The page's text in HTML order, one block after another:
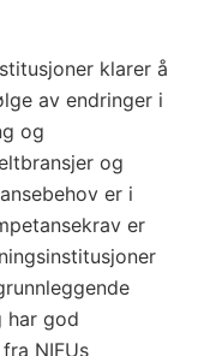
klarer å
av endringer i
og
og
er i
er
har god
NIFUs